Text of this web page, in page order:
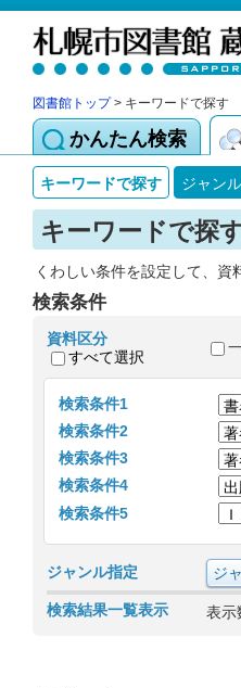
図書館トップ> キーワードで探す
かんたん検索
キーワードで探す ジャン
キーワードで探
くわしい条件を設定して、資
検索条件
資料区分
すべて選択
検索条件1
検索条件2
検索条件3
検索条件4
検索条件5
ジャンル指定
検索結果一覧表示 表示